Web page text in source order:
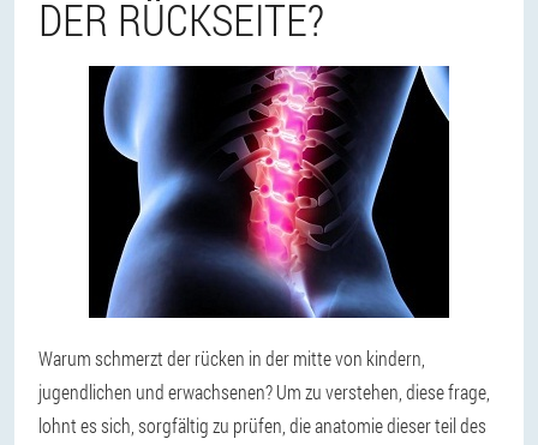
DER RÜCKSEITE?
Warum schmerzt der rücken in der mitte von kindern,
jugendlichen und erwachsenen? Um zu verstehen, diese frage,
lohnt es sich, sorgfältig zu prüfen, die anatomie dieser teil des